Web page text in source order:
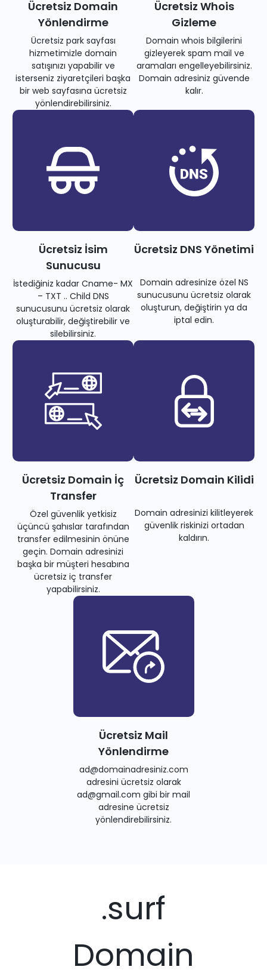
Ücretsiz Domain
Yönlendirme
Ücretsiz park sayfası
hizmetimizle domain
satışınızı yapabilir ve
isterseniz ziyaretçileri başka
bir web sayfasına ücretsiz
yönlendirebilirsiniz.
Ücretsiz Whois
Gizleme
Domain whois bilgilerini
gizleyerek spam mail ve
aramaları engelleyebilirsiniz.
Domain adresiniz güvende
kalır.
Ücretsiz İsim
Sunucusu
İstediğiniz kadar Cname- MX
– TXT .. Child DNS
sunucusunu ücretsiz olarak
oluşturabilir, değiştirebilir ve
silebilirsiniz.
Ücretsiz DNS Yönetimi
Domain adresinize özel NS
sunucusunu ücretsiz olarak
oluşturun, değiştirin ya da
iptal edin.
Ücretsiz Domain İç
Transfer
Özel güvenlik yetkisiz
üçüncü şahıslar tarafından
transfer edilmesinin önüne
geçin. Domain adresinizi
başka bir müşteri hesabına
ücretsiz iç transfer
yapabilirsiniz.
Ücretsiz Domain Kilidi
Domain adresinizi kilitleyerek
güvenlik riskinizi ortadan
kaldırın.
Ücretsiz Mail
Yönlendirme
ad@domainadresiniz.com
adresini ücretsiz olarak
ad@gmail.com gibi bir mail
adresine ücretsiz
yönlendirebilirsiniz.
.surf
Domain